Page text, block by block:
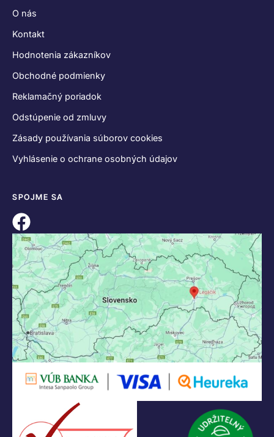
O nás
Kontakt
Hodnotenia zákazníkov
Obchodné podmienky
Reklamačný poriadok
Odstúpenie od zmluvy
Zásady používania súborov cookies
Vyhlásenie o ochrane osobných údajov
SPOJME SA